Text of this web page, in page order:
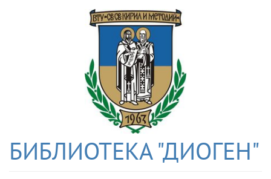
БИБЛИОТЕКА "ДИОГЕН"